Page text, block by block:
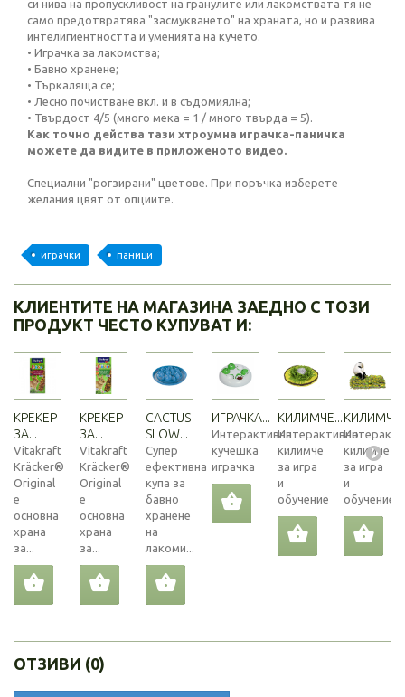
си нива на пропускливост на гранулите или лакомствата тя не
само предотвратява "засмукването" на храната, но и развива
интелигиентността и уменията на кучето.
• Играчка за лакомства;
• Бавно хранене;
• Търкаляща се;
• Лесно почистване вкл. и в съдомиялна;
• Твърдост 4/5 (много мека = 1 / много твърда = 5).
Как точно действа тази хтроумна играчка-паничка
можете да видите в приложеното видео.
Специални "рогзирани" цветове. При поръчка изберете
желания цвят от опциите.
играчки паници
КЛИЕНТИТЕ НА МАГАЗИНА ЗАЕДНО С ТОЗИ
ПРОДУКТ ЧЕСТО КУПУВАТ И:
КРЕКЕР
ЗА...
Vitakraft
Kräcker®
Original
е
основна
храна
за...
КРЕКЕР
ЗА...
Vitakraft
Kräcker®
Original
е
основна
храна
за...
CACTUS
SLOW...
Супер
ефективна
купа за
бавно
хранене
на
лакоми...
ИГРАЧКА...
Интерактивна
кучешка
играчка
КИЛИМЧЕ...
Интерактивно
килимче
за игра
и
обучение
килимче
за игра
и
обучение
ОТЗИВИ (0)